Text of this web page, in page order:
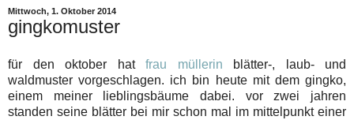
Mittwoch, 1. Oktober 2014
gingkomuster
für den oktober hat frau müllerin blätter-, laub- und
waldmuster vorgeschlagen. ich bin heute mit dem gingko,
einem meiner lieblingsbäume dabei. vor zwei jahren
standen seine blätter bei mir schon mal im mittelpunkt einer